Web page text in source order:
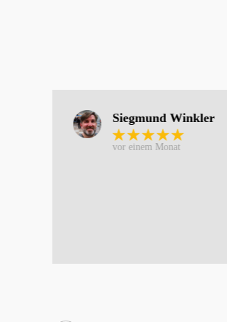
Siegmund Winkler
vor einem Monat